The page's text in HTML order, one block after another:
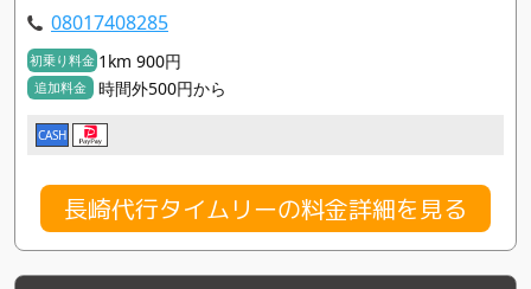
08017408285
初乗り料金 1km 900円
追加料金 時間外500円から
CASH
長崎代行タイムリーの料金詳細を見る